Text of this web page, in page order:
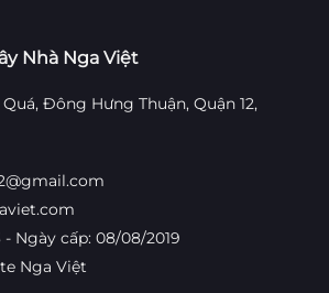
Nhà Nga Việt
Đông Hưng Thuận, Quận 12,
- Ngày cấp: 08/08/2019
Nga Việt